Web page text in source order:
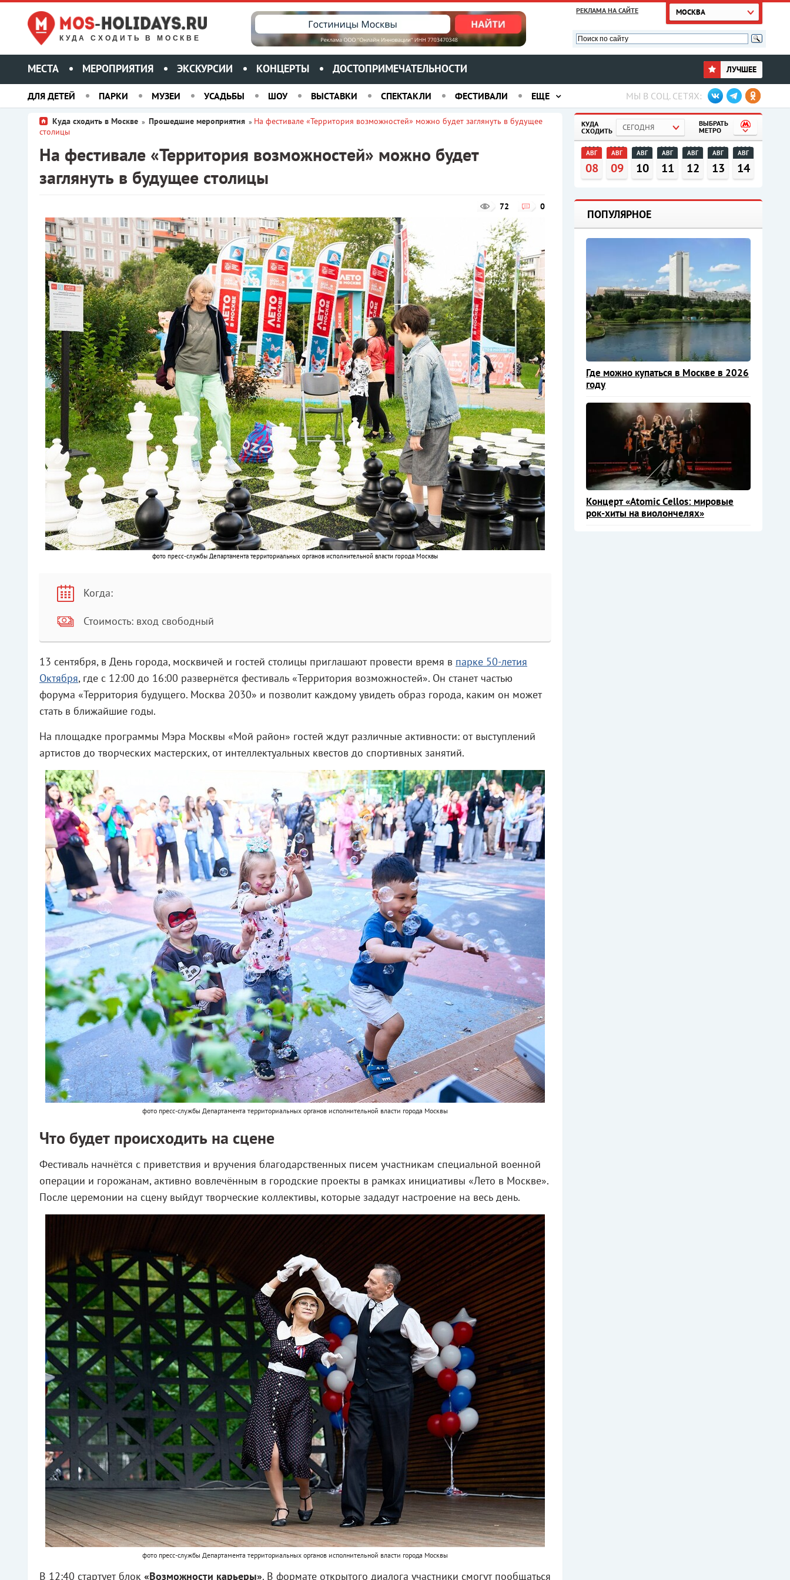
КУДА СХОДИТЬ В МОСКВЕ
РЕКЛАМА НА САЙТЕ МОСКВА
МЕСТА МЕРОПРИЯТИЯ ЭКСКУРСИИ КОНЦЕРТЫ ДОСТОПРИМЕЧАТЕЛЬНОСТИ ЛУЧШЕЕ
ДЛЯ ДЕТЕЙ ПАРКИ МУЗЕИ УСАДЬБЫ ШОУ ВЫСТАВКИ СПЕКТАКЛИ ФЕСТИВАЛИ ЕЩЕ МЫ В СОЦ. СЕТЯХ:
Куда сходить в Москве » Прошедшие мероприятия » На фестивале «Территория возможностей» можно будет заглянуть в будущее
столицы
На фестивале «Территория возможностей» можно будет
заглянуть в будущее столицы
0
72
фото пресс-службы Департамента территориальных органов исполнительной власти города Москвы
Когда:
Стоимость: вход свободный
13 сентября, в День города, москвичей и гостей столицы приглашают провести время в парке 50-летия
Октября, где с 12:00 до 16:00 развернётся фестиваль «Территория возможностей». Он станет частью
форума «Территория будущего. Москва 2030» и позволит каждому увидеть образ города, каким он может
стать в ближайшие годы.
На площадке программы Мэра Москвы «Мой район» гостей ждут различные активности: от выступлений
артистов до творческих мастерских, от интеллектуальных квестов до спортивных занятий.
фото пресс-службы Департамента территориальных органов исполнительной власти города Москвы
Что будет происходить на сцене
Фестиваль начнётся с приветствия и вручения благодарственных писем участникам специальной военной
операции и горожанам, активно вовлечённым в городские проекты в рамках инициативы «Лето в Москве».
После церемонии на сцену выйдут творческие коллективы, которые зададут настроение на весь день.
фото пресс-службы Департамента территориальных органов исполнительной власти города Москвы
В 12:40 стартует блок «Возможности карьеры». В формате открытого диалога участники смогут пообщаться
КУДА
СХОДИТЬ
СЕГОДНЯ
ВЫБРАТЬ
МЕТРО
АВГ
08
АВГ
09
АВГ
10
АВГ
11
АВГ
12
АВГ
13
АВГ
14
ПОПУЛЯРНОЕ
Где можно купаться в Москве в 2026
году
Концерт «Atomic Cellos: мировые
рок-хиты на виолончелях»